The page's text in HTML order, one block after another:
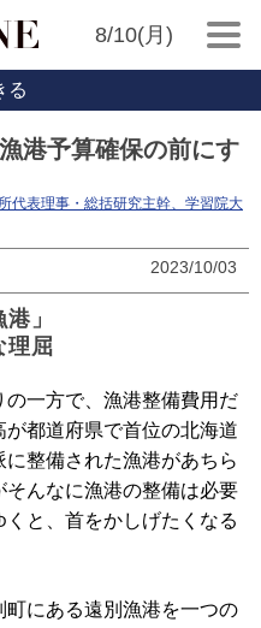
8/10(月)
る
港予算確保の前にす
代表理事・総括研究主幹、学習院大
2023/10/03
」
理屈
一方で、漁港整備費用だ
都道府県で首位の北海道
整備された漁港があちら
んなに漁港の整備は必要
と、首をかしげたくなる
にある遠別漁港を一つの